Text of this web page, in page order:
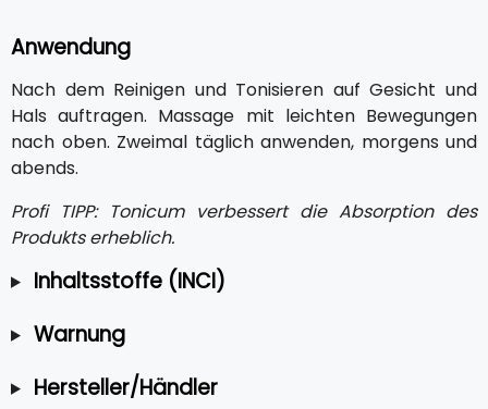
Anwendung
Nach dem Reinigen und Tonisieren auf Gesicht und
Hals auftragen. Massage mit leichten Bewegungen
nach oben. Zweimal täglich anwenden, morgens und
abends.
Profi TIPP: Tonicum verbessert die Absorption des
Produkts erheblich.
Inhaltsstoffe (INCI)
Warnung
Hersteller/Händler